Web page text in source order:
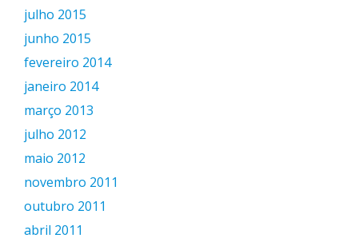
julho 2015
junho 2015
fevereiro 2014
janeiro 2014
março 2013
julho 2012
maio 2012
novembro 2011
outubro 2011
abril 2011